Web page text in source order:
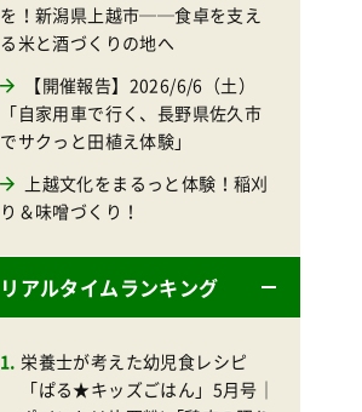
を！新潟県上越市──食卓を支え
る米と酒づくりの地へ
【開催報告】2026/6/6（土）
「自家用車で行く、長野県佐久市
でサクっと田植え体験」
上越文化をまるっと体験！稲刈
り＆味噌づくり！
リアルタイムランキング
栄養士が考えた幼児食レシピ
「ぱる★キッズごはん」5月号｜